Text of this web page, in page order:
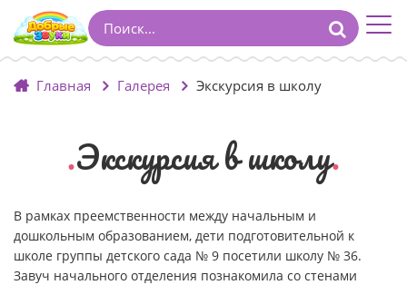
Главная Галерея Экскурсия в школу
Экскурсия в школу
В рамках преемственности между начальным и
дошкольным образованием, дети подготовительной к
школе группы детского сада № 9 посетили школу № 36.
Завуч начального отделения познакомила со стенами